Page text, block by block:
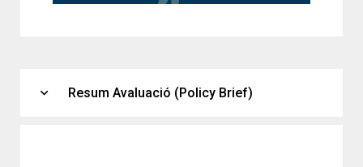
expand_more Resum Avaluació (Policy Brief)